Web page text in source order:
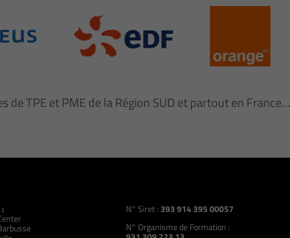
de TPE et PME de la Région SUD et partout en France…
N° Siret : 393 914 395 00057
N° Organisme de Formation :